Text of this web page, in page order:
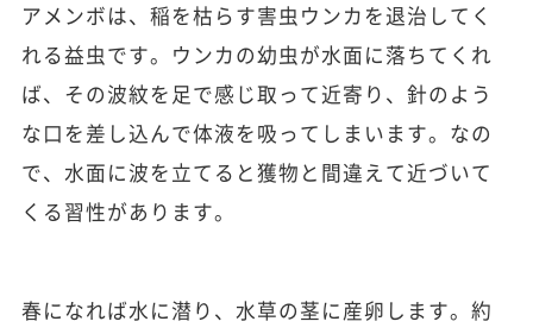
アメンボは、稲を枯らす害虫ウンカを退治してく
れる益虫です。ウンカの幼虫が水面に落ちてくれ
ば、その波紋を足で感じ取って近寄り、針のよう
な口を差し込んで体液を吸ってしまいます。なの
で、水面に波を立てると獲物と間違えて近づいて
くる習性があります。
春になれば水に潜り、水草の茎に産卵します。約